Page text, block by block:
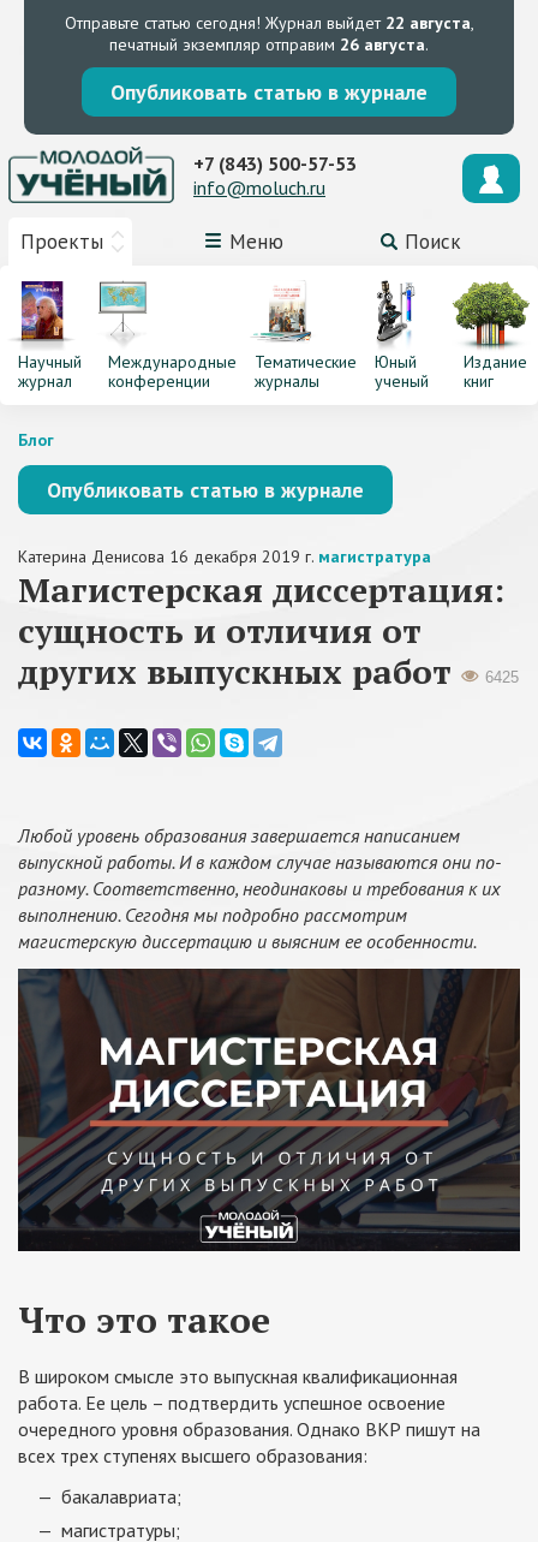
Отправьте статью сегодня! Журнал выйдет 22 августа,
печатный экземпляр отправим 26 августа.
Опубликовать статью в журнале
Проекты Меню Поиск
+7 (843) 500-57-53
info@moluch.ru
Научный
журнал
Международные
конференции
Тематические
журналы
Юный
ученый
Издание
книг
Блог
Опубликовать статью в журнале
Катерина Денисова 16 декабря 2019 г. магистратура
Магистерская диссертация:
сущность и отличия от
других выпускных работ
6425
Любой уровень образования завершается написанием
выпускной работы. И в каждом случае называются они по-
разному. Соответственно, неодинаковы и требования к их
выполнению. Сегодня мы подробно рассмотрим
магистерскую диссертацию и выясним ее особенности.
Что это такое
В широком смысле это выпускная квалификационная
работа. Ее цель – подтвердить успешное освоение
очередного уровня образования. Однако ВКР пишут на
всех трех ступенях высшего образования:
бакалавриата;
магистратуры;